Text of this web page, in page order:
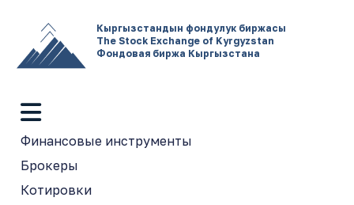
Кыргызстандын фондулук биржасы
The Stock Exchange of Kyrgyzstan
Фондовая биржа Кыргызстана
Финансовые инструменты
Брокеры
Котировки